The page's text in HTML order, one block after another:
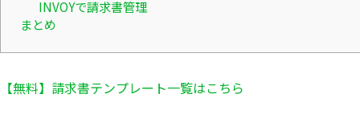
INVOYで請求書管理
まとめ
【無料】請求書テンプレート一覧はこちら